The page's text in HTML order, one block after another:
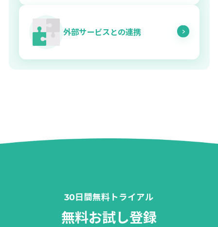
外部サービスとの連携
30日間無料トライアル
無料お試し登録